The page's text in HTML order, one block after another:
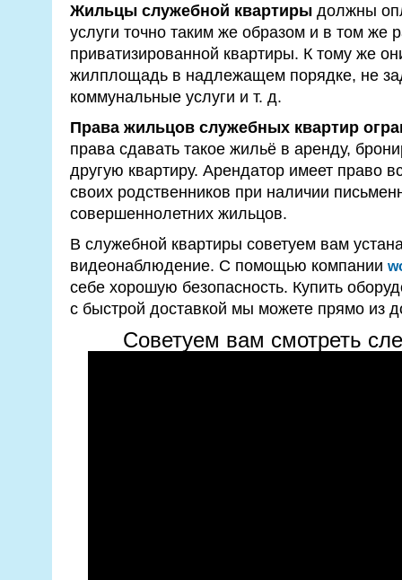
Жильцы служебной квартирыдолжны
услуги точно таким же образом и в том же
приватизированной квартиры. К тому же
жилплощадь в надлежащем порядке, не
коммунальные услуги и т. д.
Права жильцов служебных квартир
права сдавать такое жильё в аренду,
другую квартиру. Арендатор имеет право
своих родственников при наличии
совершеннолетних жильцов.
В служебной квартиры советуем вам
видеонаблюдение. С помощью компании
себе хорошую безопасность. Купить
с быстрой доставкой мы можете прямо из
Советуем вам смотреть